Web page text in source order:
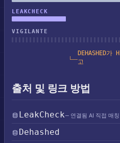
LEAKCHECK
VIGILANTE
DEHASHED
고
출처 및 링크 방법
LeakCheck— 연결됨 AI 직접 매
Dehashed